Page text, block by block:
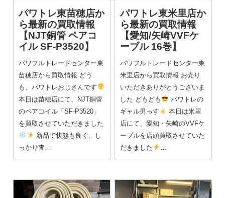
パワトレ東苗穂店か
ら最新の買取情報
【NJT銅管 ペアコ
イル SF-P3520】
パワフルトレードセンター東
苗穂店から買取情報 どう
も、パワトレおじさんです
本日は苗穂店にて、NJT銅管
のペアコイル「SF-P3520」
を買取させていただきました
新品で状態も良く、し
っかり査…
パワトレ東米里店か
ら最新の買取情報
【愛知/矢崎VVFケ
ーブル 16巻】
パワフルトレードセンター東
米里店から買取情報 お売り
いただきありがとうございま
した どもども
パワトレの
ギャル男っす
本日は米里
店にて、愛知・矢崎のVVFケ
ーブルを店頭買取させていた
だきました
…